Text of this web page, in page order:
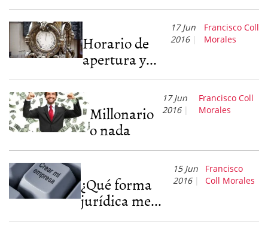
Horario de
apertura y...
17 Jun
2016
Francisco Coll
Morales
Millonario
o nada
17 Jun
2016
Francisco Coll
Morales
¿Qué forma
jurídica me...
15 Jun
2016
Francisco
Coll Morales